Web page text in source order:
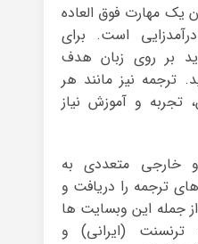
یک مهارت فوق العاده
است. برای
بر روی زبان هدف
ترجمه نیز مانند هر
تجربه و آموزش نیاز
خارجی متعددی به
ترجمه را دریافت و
جمله این وبسایت ها
(ایرانی) و